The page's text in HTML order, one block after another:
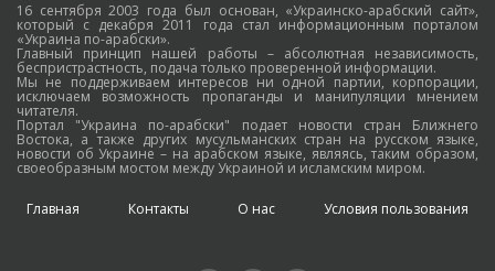
16 сентября 2003 года был основан, «Украинско-арабский сайт»,
который с декабря 2011 года стал информационным порталом
«Украина по-арабски».
Главный принцип нашей работы – абсолютная независимость,
беспристрастность, подача только проверенной информации.
Мы не поддерживаем интересов ни одной партии, корпорации,
исключаем возможность пропаганды и манипуляции мнением
читателя.
Портал "Украина по-арабски" подает новости стран Ближнего
Востока, а также других мусульманских стран на русском языке,
новости об Украине – на арабском языке, являясь, таким образом,
своеобразным мостом между Украиной и исламским миром.
Главная Контакты О нас Условия пользования